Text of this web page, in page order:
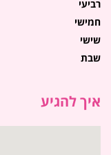
רביעי
חמישי
שישי
שבת
איך להגיע